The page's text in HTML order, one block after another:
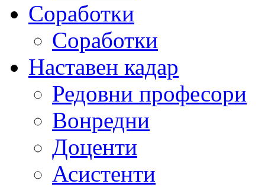
Соработки
Соработки
Наставен кадар
Редовни професори
Вонредни
Доценти
Асистенти